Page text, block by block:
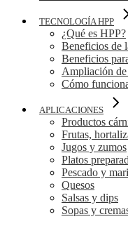
TECNOLOGÍA HPP
¿Qué es HPP?
Beneficios de
Beneficios
Ampliación
Cómo
APLICACIONES
Productos
Frutas,
Jugos y zumos
Platos
Pescado y
Quesos
Salsas y dips
Sopas y